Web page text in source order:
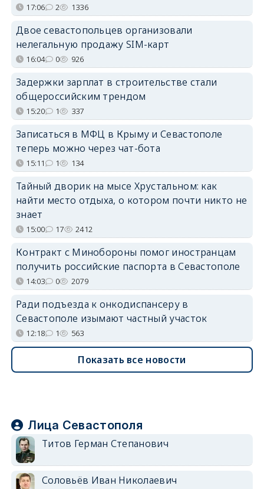
17:06 2 1336
Двое севастопольцев организовали
нелегальную продажу SIM-карт
16:04 0 926
Задержки зарплат в строительстве стали
общероссийским трендом
15:20 1 337
Записаться в МФЦ в Крыму и Севастополе
теперь можно через чат-бота
15:11 1 134
Тайный дворик на мысе Хрустальном: как
найти место отдыха, о котором почти никто не
знает
15:00 17 2412
Контракт с Минобороны помог иностранцам
получить российские паспорта в Севастополе
14:03 0 2079
Ради подъезда к онкодиспансеру в
Севастополе изымают частный участок
12:18 1 563
Показать все новости
Лица Севастополя
Титов Герман Степанович
Соловьёв Иван Николаевич